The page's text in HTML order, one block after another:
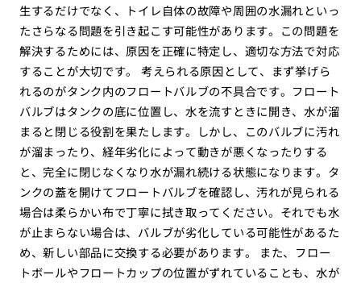
生するだけでなく、トイレ自体の故障や周囲の水漏れといっ
たさらなる問題を引き起こす可能性があります。この問題を
解決するためには、原因を正確に特定し、適切な方法で対応
することが大切です。 考えられる原因として、まず挙げら
れるのがタンク内のフロートバルブの不具合です。フロート
バルブはタンクの底に位置し、水を流すときに開き、水が溜
まると閉じる役割を果たします。しかし、このバルブに汚れ
が溜まったり、経年劣化によって動きが悪くなったりする
と、完全に閉じなくなり水が漏れ続ける状態になります。タ
ンクの蓋を開けてフロートバルブを確認し、汚れが見られる
場合は柔らかい布で丁寧に拭き取ってください。それでも水
が止まらない場合は、バルブが劣化している可能性があるた
め、新しい部品に交換する必要があります。 また、フロー
トボールやフロートカップの位置がずれていることも、水が